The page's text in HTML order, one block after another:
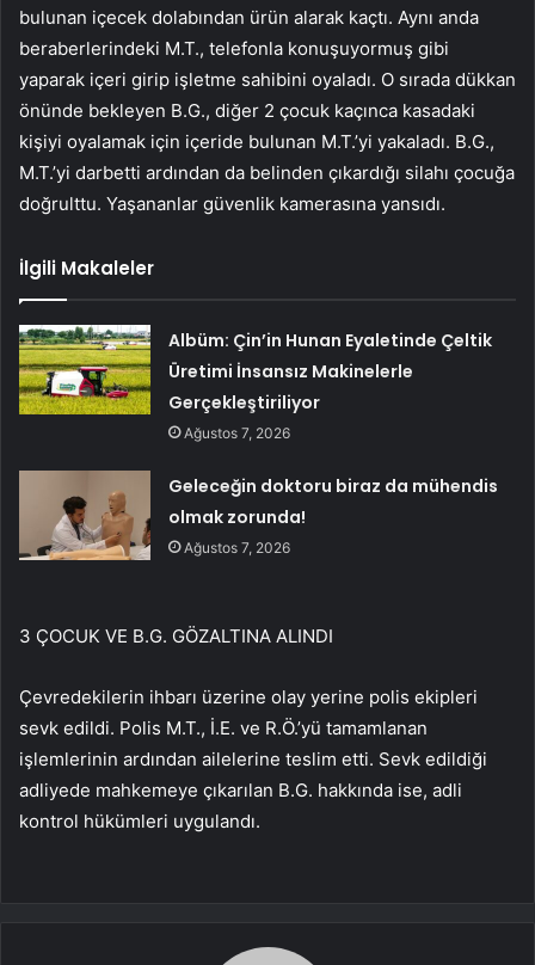
bulunan içecek dolabından ürün alarak kaçtı. Aynı anda
beraberlerindeki M.T., telefonla konuşuyormuş gibi
yaparak içeri girip işletme sahibini oyaladı. O sırada dükkan
önünde bekleyen B.G., diğer 2 çocuk kaçınca kasadaki
kişiyi oyalamak için içeride bulunan M.T.’yi yakaladı. B.G.,
M.T.’yi darbetti ardından da belinden çıkardığı silahı çocuğa
doğrulttu. Yaşananlar güvenlik kamerasına yansıdı.
İlgili Makaleler
Albüm: Çin’in Hunan Eyaletinde Çeltik
Üretimi İnsansız Makinelerle
Gerçekleştiriliyor
Ağustos 7, 2026
Geleceğin doktoru biraz da mühendis
olmak zorunda!
Ağustos 7, 2026
3 ÇOCUK VE B.G. GÖZALTINA ALINDI
Çevredekilerin ihbarı üzerine olay yerine polis ekipleri
sevk edildi. Polis M.T., İ.E. ve R.Ö.’yü tamamlanan
işlemlerinin ardından ailelerine teslim etti. Sevk edildiği
adliyede mahkemeye çıkarılan B.G. hakkında ise, adli
kontrol hükümleri uygulandı.